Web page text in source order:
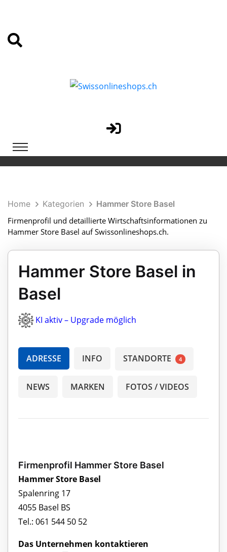
Home Kategorien
Hammer Store Basel
Firmenprofil und detaillierte Wirtschaftsinformationen zu
Hammer Store Basel auf Swissonlineshops.ch.
Hammer Store Basel in
Basel
KI aktiv – Upgrade möglich
ADRESSE INFO STANDORTE 4
NEWS MARKEN FOTOS / VIDEOS
Firmenprofil Hammer Store Basel
Hammer Store Basel
Spalenring 17
4055 Basel BS
Tel.: 061 544 50 52
Das Unternehmen kontaktieren